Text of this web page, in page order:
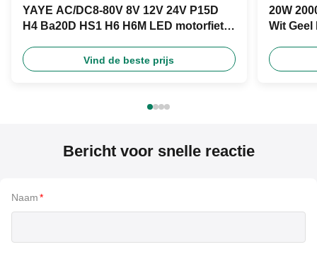
YAYE AC/DC8-80V 8V 12V 24V P15D
H4 Ba20D HS1 H6 H6M LED motorfiets
Vind de beste prijs
20W
Wit
Bericht voor snelle reactie
Naam*